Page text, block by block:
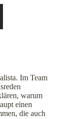
Im Team
warum
einen
die auch